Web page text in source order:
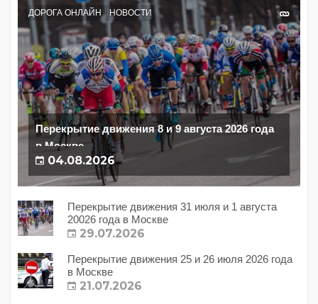
ДОРОГА ОНЛАЙН НОВОСТИ
Перекрытие движения 8 и 9 августа 2026 года
в Москве
04.08.2026
Перекрытие движения 31 июля и 1 августа
20026 года в Москве
29.07.2026
Перекрытие движения 25 и 26 июля 2026 года
в Москве
21.07.2026